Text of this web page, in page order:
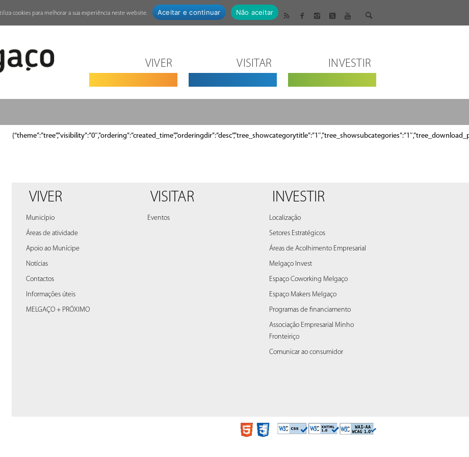
VIVER VISITAR INVESTIR
VIVER
Município
Áreas de atividade
Apoio ao Munícipe
Notícias
Contactos
Informações úteis
MELGAÇO + PRÓXIMO
VISITAR
Eventos
INVESTIR
Localização
Setores Estratégicos
Áreas de Acolhimento Empresarial
Melgaço Invest
Espaço Coworking Melgaço
Espaço Makers Melgaço
Programas de financiamento
Associação Empresarial Minho
Fronteiriço
Comunicar ao consumidor
cookies para melhorar a sua experiência neste website. Aceitar e continuar Não aceitar